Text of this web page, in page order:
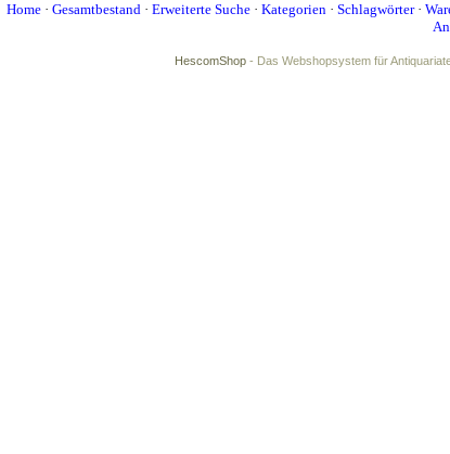
Home· Gesamtbestand· Erweiterte Suche· Kategorien· Schlagwörter·
HescomShop - Das Webshopsystem für